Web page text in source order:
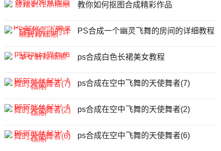
教你如何抠图合成精彩作品
PS合成一个幽灵飞舞的房间的详细教程
ps合成白色长裙美女教程
ps合成在空中飞舞的天使舞者(7)
ps合成在空中飞舞的天使舞者(2)
ps合成在空中飞舞的天使舞者(6)